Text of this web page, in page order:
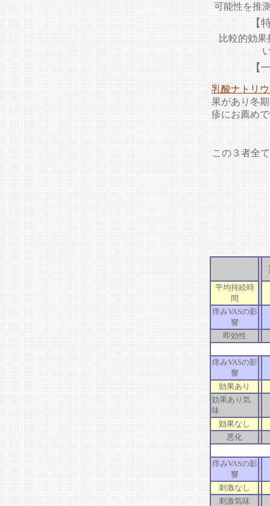
可能性を推
【
比較的効果
【
乳酸ナトリ
果があり冬
疹にお薦め
この３者全
平均持続時
間
痒みVASの影
響
即効性
痒みVASの影
響
効果あり
効果あり気
味
効果なし
悪化
痒みVASの影
響
刺激なし
刺激気味